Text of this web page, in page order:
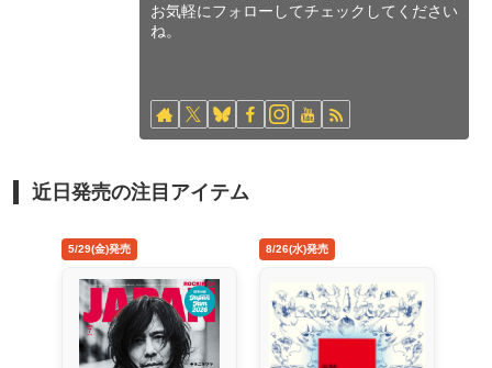
お気軽にフォローしてチェックしてください
ね。
近日発売の注目アイテム
4/22(水)発売 5/29(金)発売